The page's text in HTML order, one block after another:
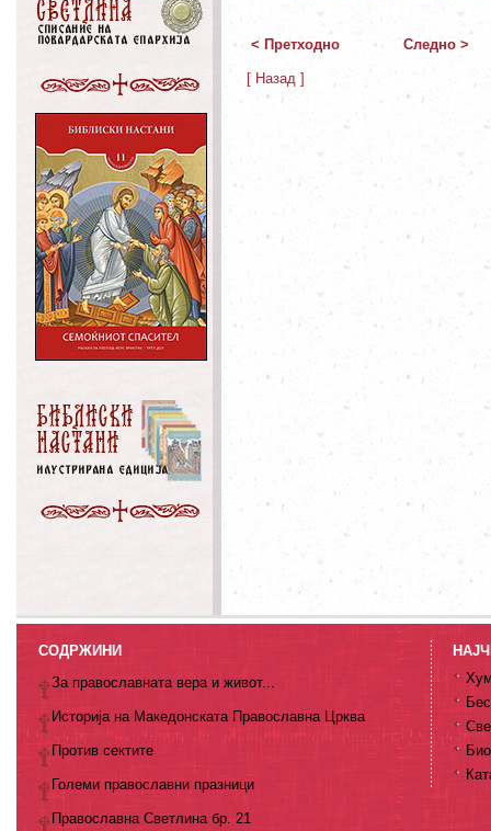
< Претходно Следно >
[ Назад ]
СОДРЖИНИ
За православната вера и живот...
Историја на Македонската Православна Црква
Против сектите
Големи православни празници
Православна Светлина бр. 21